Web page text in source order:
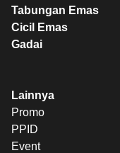
Tabungan Emas
Cicil Emas
Gadai
Lainnya
Promo
PPID
Event